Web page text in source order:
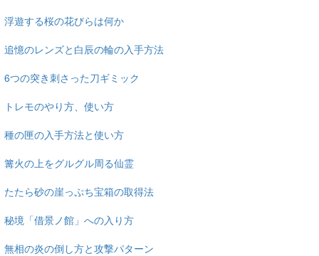
浮遊する桜の花びらは何か
追憶のレンズと白辰の輪の入手方法
6つの突き刺さった刀ギミック
トレモのやり方、使い方
種の匣の入手方法と使い方
篝火の上をグルグル周る仙霊
たたら砂の崖っぷち宝箱の取得法
秘境「借景ノ館」への入り方
無相の炎の倒し方と攻撃パターン